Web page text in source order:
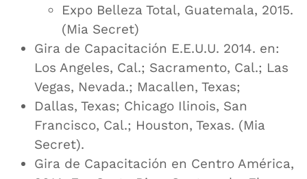
Expo Belleza Total, Guatemala, 2015.
(Mia Secret)
Gira de Capacitación E.E.U.U. 2014. en:
Los Angeles, Cal.; Sacramento, Cal.; Las
Vegas, Nevada.; Macallen, Texas;
Dallas, Texas; Chicago Ilinois, San
Francisco, Cal.; Houston, Texas. (Mia
Secret).
Gira de Capacitación en Centro América,